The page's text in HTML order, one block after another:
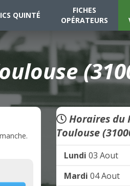
QUINTÉ
FICHES
OPÉRATEURS
Horaires du
Toulouse
Lundi 03 Aout
Mardi 04 Aout